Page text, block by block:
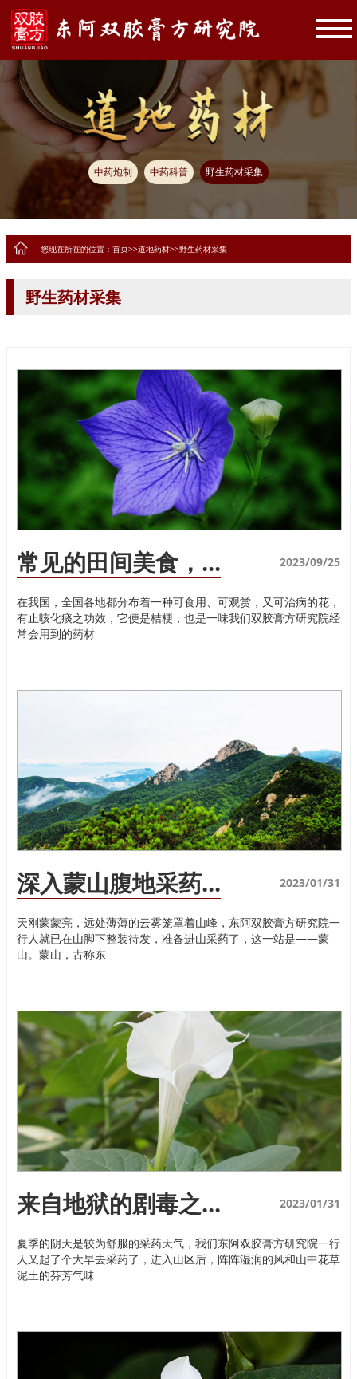
中药炮制 中药科普 野生药材采集
您现在所在的位置： 首页>>道地药材>>野生药材采集
野生药材采集
常见的田间美食，... 2023/09/25
在我国，全国各地都分布着一种可食用、可观赏，又可治病的花，
有止咳化痰之功效，它便是桔梗，也是一味我们双胶膏方研究院经
常会用到的药材
深入蒙山腹地采药... 2023/01/31
天刚蒙蒙亮，远处薄薄的云雾笼罩着山峰，东阿双胶膏方研究院一
行人就已在山脚下整装待发，准备进山采药了，这一站是——蒙
山。蒙山，古称东
来自地狱的剧毒之... 2023/01/31
夏季的阴天是较为舒服的采药天气，我们东阿双胶膏方研究院一行
人又起了个大早去采药了，进入山区后，阵阵湿润的风和山中花草
泥土的芬芳气味